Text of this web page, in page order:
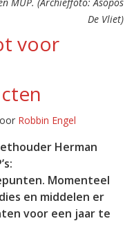
De Vliet)
voor
Robbin Engel
Herman
Momenteel
en middelen er
voor een jaar te